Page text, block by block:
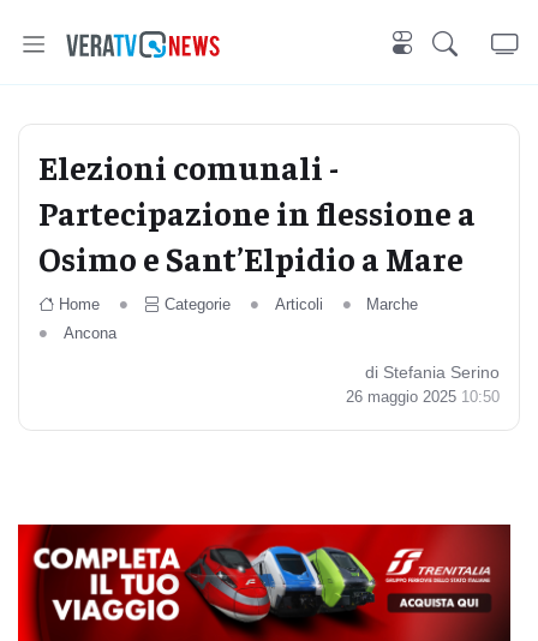
Elezioni comunali -
Partecipazione in flessione a
Osimo e Sant’Elpidio a Mare
Home Categorie Articoli
Marche
Ancona
di Stefania Serino
26 maggio 2025 10:50